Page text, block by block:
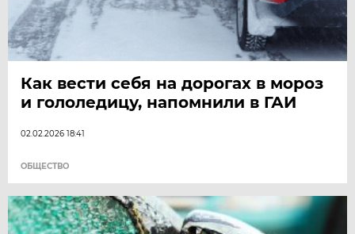
Как вести себя на дорогах в мороз
и гололедицу, напомнили в ГАИ
02.02.2026 18:41
ОБЩЕСТВО